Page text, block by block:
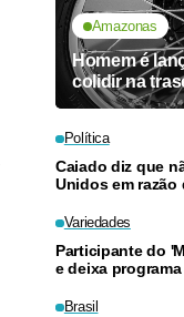
Amazonas
Homem é
colidir na
Política
Caiado diz que
Unidos em razão
Variedades
Participante do
e deixa programa
Brasil